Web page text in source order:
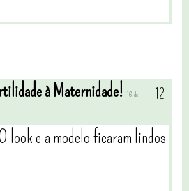
à Maternidade! 16 de
look e a modelo ficaram lindos